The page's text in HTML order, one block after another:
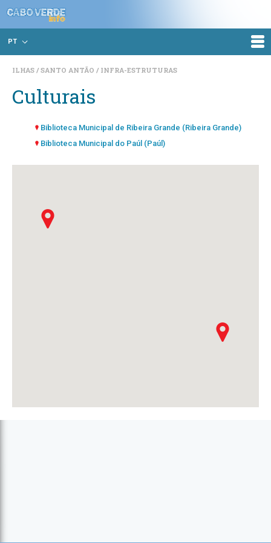
PT
ILHAS SANTO ANTÃO INFRA-ESTRUTURAS
Culturais
Biblioteca Municipal de Ribeira Grande (Ribeira Grande)
Biblioteca Municipal do Paúl (Paúl)